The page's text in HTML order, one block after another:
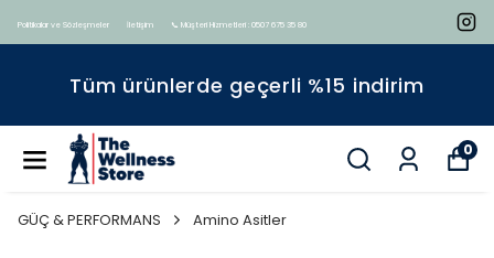
Politikalar ve Sözleşmeler İletişim 📞 Müşteri Hizmetleri : 0507 675 35 80
Tüm ürünlerde geçerli %15 indirim
0
GÜÇ & PERFORMANS Amino Asitler